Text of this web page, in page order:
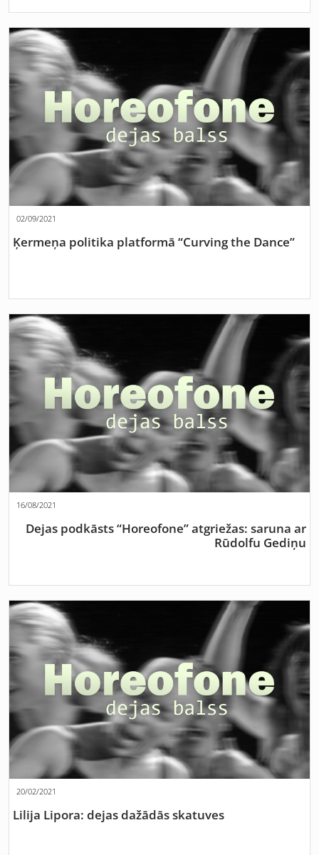
02/09/2021
Ķermeņa politika platformā “Curving the Dance”
16/08/2021
Dejas podkāsts “Horeofone” atgriežas: saruna ar
Rūdolfu Gediņu
20/02/2021
Lilija Lipora: dejas dažādās skatuves